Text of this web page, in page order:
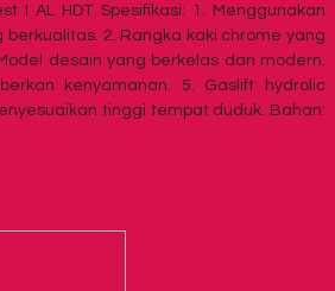
I AL HDT Spesifikasi: 1. Menggunakan
berkualitas. 2. Rangka kaki chrome yang
desain yang berkelas dan modern.
kenyamanan. 5. Gaslift hydrolic
tinggi tempat duduk. Bahan: